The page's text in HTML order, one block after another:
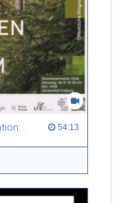
einer
Kultur der
der
Between tradition and transformation: how owners, advisers and institutions co-create knowledge for resilient forests in Europe 54:13